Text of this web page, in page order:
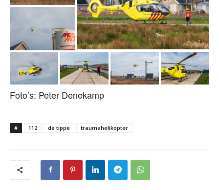
Foto’s: Peter Denekamp
# 112 de tippe traumahelikopter